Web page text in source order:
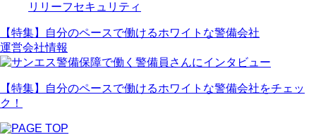
リリーフセキュリティ
【特集】自分のペースで働けるホワイトな警備会社
運営会社情報
【特集】自分のペースで働けるホワイトな警備会社をチェッ
ク！